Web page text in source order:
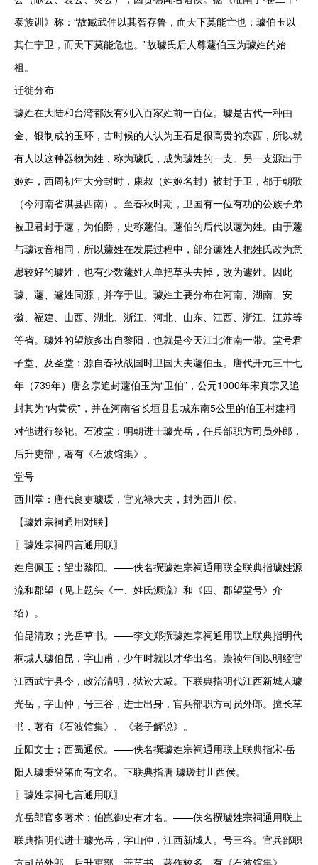
泰族训》称：“故臧武仲以其智存鲁，而天下莫能亡也；璩伯玉以
其仁宁卫，而天下莫能危也。”故璩氏后人尊蘧伯玉为璩姓的始
祖。
迁徙分布
璩姓在大陆和台湾都没有列入百家姓前一百位。璩是古代一种由
金、银制成的玉环，古时候的人认为玉石是很高贵的东西，所以就
有人以这种器物为姓，称为璩氏，成为璩姓的一支。另一支源出于
姬姓，西周初年大分封时，康叔（姓姬名封）被封于卫，都于朝歌
（今河南省淇县西南）。至春秋时期，卫国有一位有功的公族子弟
被卫君封于蘧，为伯爵，史称蘧伯。蘧伯的后代以蘧为姓。由于蘧
与璩读音相同，所以蘧姓在发展过程中，部分蘧姓人把姓氏改为意
思较好的璩姓，也有少数蘧姓人单把草头去掉，改为遽姓。因此
璩、蘧、遽姓同源，并存于世。璩姓主要分布在河南、湖南、安
徽、福建、山西、湖北、浙江、河北、山东、江西、浙江、江苏等
等省。璩姓的望族多出自黎阳，也就是今天江北淮南一带。堂号君
子堂、及圣堂：源自春秋战国时卫国大夫蘧伯玉。唐代开元三十七
年（739年）唐玄宗追封蘧伯玉为“卫伯”，公元1000年宋真宗又追
封其为“内黄侯”，并在河南省长垣县县城东南5公里的伯玉村建祠
对他进行祭祀。石波堂：明朝进士璩光岳，任兵部职方司员外郎，
后升吏部，著有《石波馆集》。
堂号
西川堂：唐代良吏璩瑗，官光禄大夫，封为西川侯。
【璩姓宗祠通用对联】
〖璩姓宗祠四言通用联〗
姓启佩玉；望出黎阳。——佚名撰璩姓宗祠通用联全联典指璩姓源
流和郡望（见上题头《一、姓氏源流》和《四、郡望堂号》介
绍）。
伯昆清政；光岳草书。——李文郑撰璩姓宗祠通用联上联典指明代
桐城人璩伯昆，字山甫，少年时就以才华出名。崇祯年间以明经官
江西武宁县令，政治清明，狱讼大减。下联典指明代江西新城人璩
光岳，字山仲，号三谷，进士出身，官兵部职方司员外郎。擅长草
书，著有《石波馆集》、《老子解说》。
丘阳文士；西蜀通侯。——佚名撰璩姓宗祠通用联上联典指宋·岳
阳人璩秉登第而有文名。下联典指唐·璩瑷封川西侯。
〖璩姓宗祠七言通用联〗
光岳郎官多著术；伯崑御史有才名。——佚名撰璩姓宗祠通用联上
联典指明代进士璩光岳，字山仲，江西新城人。号三谷。官兵部职
方司员外郎，后升吏部。善草书，著作较多，有《石波馆集》、